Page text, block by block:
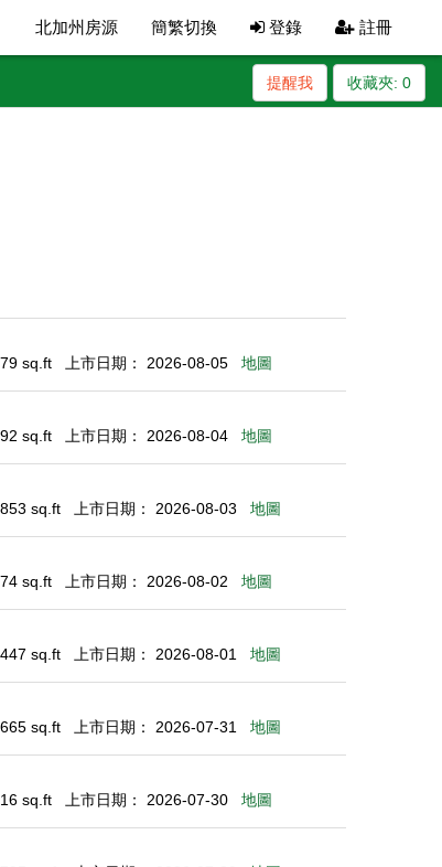
北加州房源 簡繁切換 登錄 註冊
收藏夾: 0
提醒我
sq.ft 上市日期： 2026-08-05 地圖
sq.ft 上市日期： 2026-08-04 地圖
sq.ft 上市日期： 2026-08-03 地圖
sq.ft 上市日期： 2026-08-02 地圖
sq.ft 上市日期： 2026-08-01 地圖
sq.ft 上市日期： 2026-07-31 地圖
sq.ft 上市日期： 2026-07-30 地圖